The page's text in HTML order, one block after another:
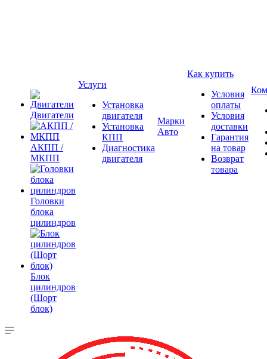
Двигатели
АКПП /
МКПП
Головки
блока
цилиндров
Блок
цилиндров
(Шорт
блок)
Услуги
Установка
двигателя
Установка
КПП
Диагностика
двигателя
Марки
Авто
Как купить
Условия
оплаты
Условия
доставки
Гарантия
на товар
Возврат
товара